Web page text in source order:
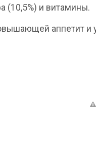
(10,5%) и витамины.
аппетит